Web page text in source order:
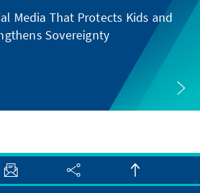
Media That Protects Kids and
Sovereignty